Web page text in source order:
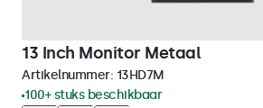
13 Inch Monitor Metaal
Artikelnummer: 13HD7M
100+ stuks beschikbaar